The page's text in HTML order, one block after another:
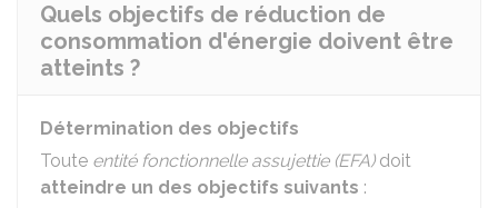
Quels objectifs de réduction de
consommation d'énergie doivent être
atteints ?
Détermination des objectifs
Toute entité fonctionnelle assujettie (EFA)doit
atteindre un des objectifs suivants :